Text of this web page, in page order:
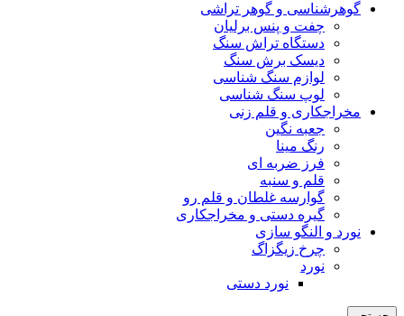
گوهرشناسی و گوهر تراشی
چفت و پنس برلیان
دستگاه تراش سنگ
دیسک برش سنگ
لوازم سنگ شناسی
لوپ سنگ شناسی
مخراجکاری و قلم زنی
جعبه نگین
رنگ مینا
فرز ضربه ای
قلم و سنبه
گوارسه غلطان و قلم رو
گیره دستی و مخراجکاری
نورد و النگو سازی
چرخ زیگزاگ
نورد
نورد دستی